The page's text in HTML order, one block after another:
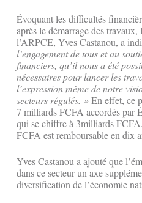
Évoquant les difficultés
après le démarrage des
l’ARPCE, Yves Castanou, a
l’engagement de tous et au
financiers, qu’il nous a été
nécessaires pour lancer les
l’expression même de notre
secteurs régulés. »En effet, ce
7 milliards FCFA accordés par
qui se chiffre à 3milliards
FCFA est remboursable en dix
Yves Castanou a ajouté que
dans ce secteur un axe
diversification de l’économie